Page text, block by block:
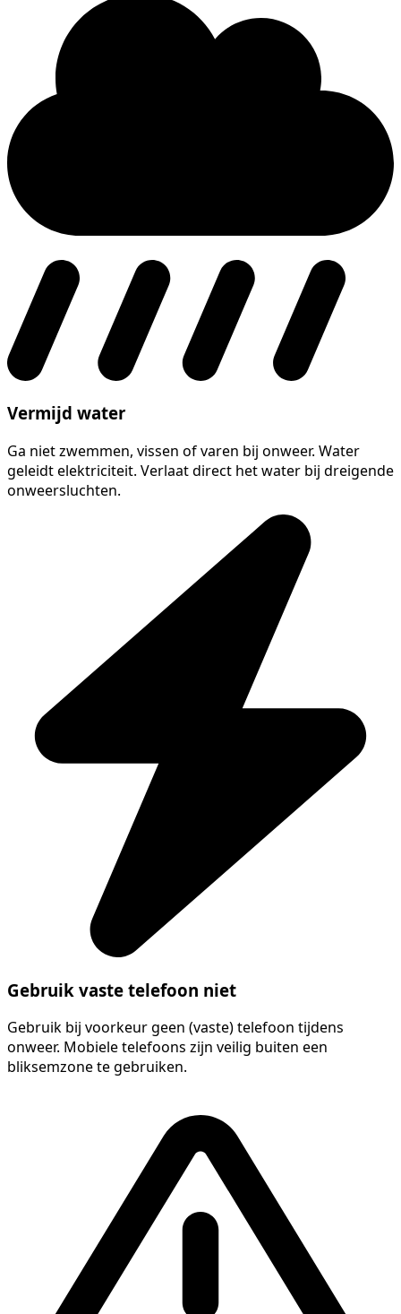
Vermijd water
Ga niet zwemmen, vissen of varen bij onweer. Water
geleidt elektriciteit. Verlaat direct het water bij dreigende
onweersluchten.
Gebruik vaste telefoon niet
Gebruik bij voorkeur geen (vaste) telefoon tijdens
onweer. Mobiele telefoons zijn veilig buiten een
bliksemzone te gebruiken.